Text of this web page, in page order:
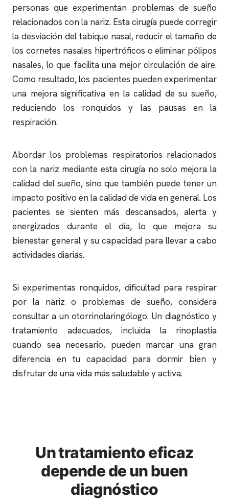
personas que experimentan problemas de sueño
relacionados con la nariz. Esta cirugía puede corregir
la desviación del tabique nasal, reducir el tamaño de
los cornetes nasales hipertróficos o eliminar pólipos
nasales, lo que facilita una mejor circulación de aire.
Como resultado, los pacientes pueden experimentar
una mejora significativa en la calidad de su sueño,
reduciendo los ronquidos y las pausas en la
respiración.
Abordar los problemas respiratorios relacionados
con la nariz mediante esta cirugía no solo mejora la
calidad del sueño, sino que también puede tener un
impacto positivo en la calidad de vida en general. Los
pacientes se sienten más descansados, alerta y
energizados durante el día, lo que mejora su
bienestar general y su capacidad para llevar a cabo
actividades diarias.
Si experimentas ronquidos, dificultad para respirar
por la nariz o problemas de sueño, considera
consultar a un otorrinolaringólogo. Un diagnóstico y
tratamiento adecuados, incluida la rinoplastia
cuando sea necesario, pueden marcar una gran
diferencia en tu capacidad para dormir bien y
disfrutar de una vida más saludable y activa.
Un tratamiento eficaz
depende de un buen
diagnóstico